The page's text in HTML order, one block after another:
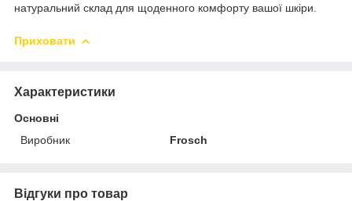
натуральний склад для щоденного комфорту вашої шкіри.
Приховати
Характеристики
Основні
Виробник
Frosch
Відгуки про товар